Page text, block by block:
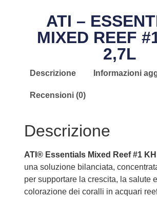
ATI –
MIXED REEF
2,7L
Descrizione Informazioni
Recensioni (0)
Descrizione
ATI® Essentials Mixed Reef #1
una soluzione bilanciata,
per supportare la crescita, la salute
colorazione dei coralli in acquari